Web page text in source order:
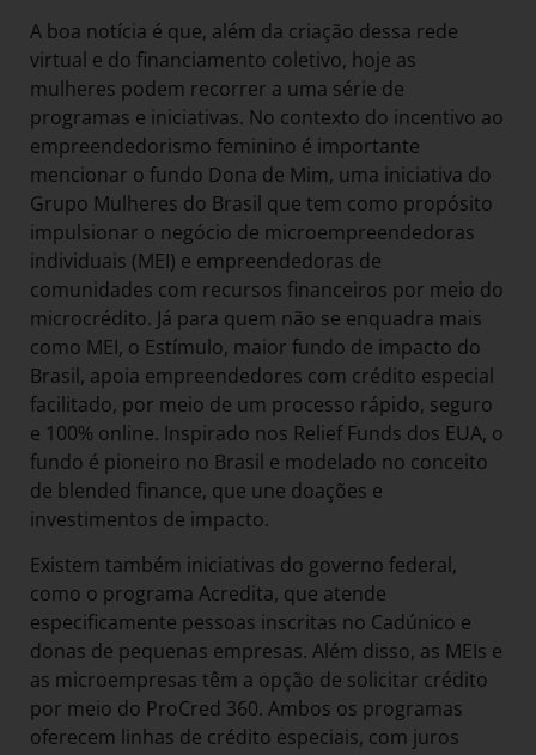
A boa notícia é que, além da criação dessa rede
virtual e do financiamento coletivo, hoje as
mulheres podem recorrer a uma série de
programas e iniciativas. No contexto do incentivo ao
empreendedorismo feminino é importante
mencionar o fundo Dona de Mim, uma iniciativa do
Grupo Mulheres do Brasil que tem como propósito
impulsionar o negócio de microempreendedoras
individuais (MEI) e empreendedoras de
comunidades com recursos financeiros por meio do
microcrédito. Já para quem não se enquadra mais
como MEI, o Estímulo, maior fundo de impacto do
Brasil, apoia empreendedores com crédito especial
facilitado, por meio de um processo rápido, seguro
e 100% online. Inspirado nos Relief Funds dos EUA, o
fundo é pioneiro no Brasil e modelado no conceito
de blended finance, que une doações e
investimentos de impacto.
Existem também iniciativas do governo federal,
como o programa Acredita, que atende
especificamente pessoas inscritas no Cadúnico e
donas de pequenas empresas. Além disso, as MEIs e
as microempresas têm a opção de solicitar crédito
por meio do ProCred 360. Ambos os programas
oferecem linhas de crédito especiais, com juros